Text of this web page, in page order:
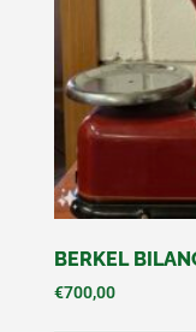
BERKEL
€700,00